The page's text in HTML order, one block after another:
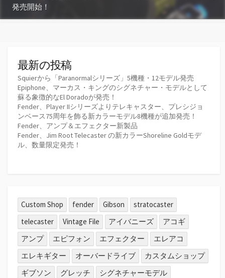
発売開始！
最新の投稿
Squierから「Paranormalシリーズ」5機種・12モデル発売
Epiphone、マーカス・キングのシグネチャー・モデルとして
蘇る象徴的なEl Doradoが発売！
Fender、Player IIシリーズよりテレキャスター、プレシジョ
ンベース75周年を飾る新カラーモデル8機種が追加発売！
Fender、アンプ＆エフェクター新製品
Fender、Jim Root Telecaster の新カラーShoreline Goldモデ
ル、数量限定発売！
Custom Shop fender Gibson
stratocaster
telecaster
Vintage File アイバニーズ
アコギ
アンプ
エピフォン エフェクター
エレアコ
エレキギター
オーバードライブ
カスタムショップ
ギブソン
グレッチ
シグネチャーモデル